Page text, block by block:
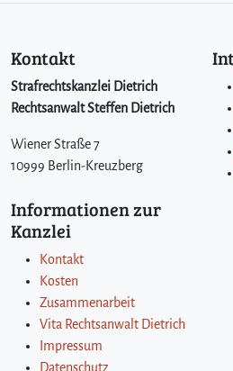
Kontakt
Strafrechtskanzlei Dietrich
Rechtsanwalt Steffen Dietrich
Wiener Straße 7
10999 Berlin-Kreuzberg
Informationen zur
Kanzlei
Kontakt
Kosten
Zusammenarbeit
Vita Rechtsanwalt Dietrich
Impressum
Datenschutz